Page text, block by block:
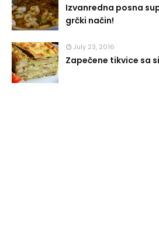
Izvanredna posna
grčki način!
July 23, 2016
Zapečene tikvice sa